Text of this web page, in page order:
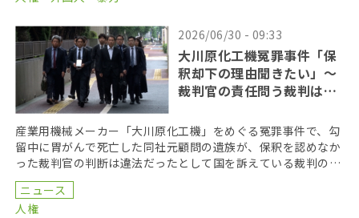
2026/06/30 - 09:33
大川原化工機冤罪事件「保
釈却下の理由聞きたい」〜
裁判官の責任問う裁判はじ
産業用機械メーカー「大川原化工機」をめぐる冤罪事件で、勾
留中に胃がんで死亡した同社元顧問の遺族が、保釈を認めなか
った裁判官の判断は違法だったとして国を訴えている裁判の第
１回口頭弁論が２９日、東京地方裁判所で開かれた。国側 […]
ニュース
人権